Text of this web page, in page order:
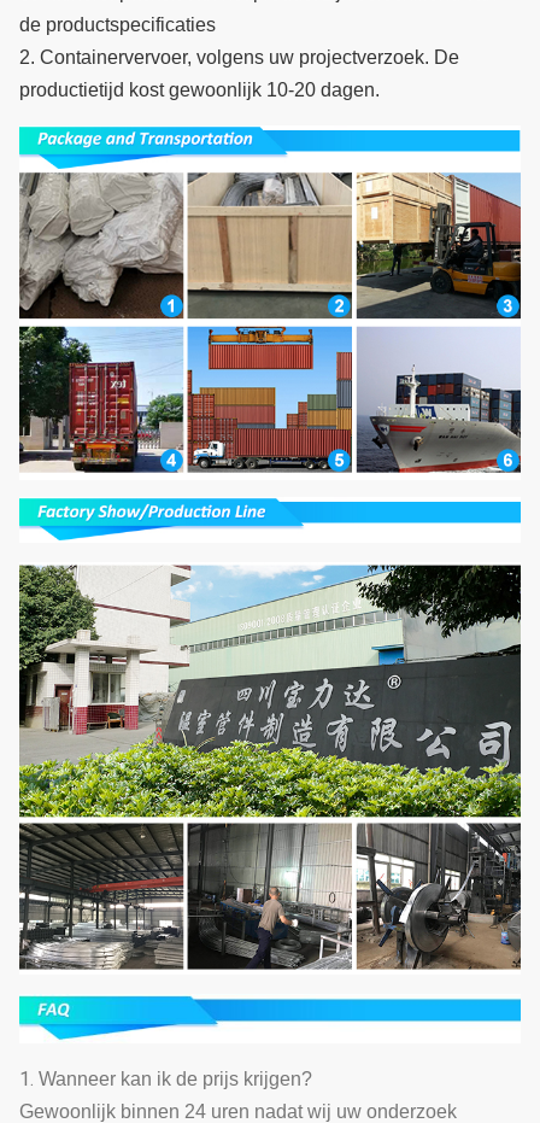
de productspecificaties
2. Containervervoer, volgens uw projectverzoek. De
productietijd kost gewoonlijk 10-20 dagen.
1. Wanneer kan ik de prijs krijgen?
Gewoonlijk binnen 24 uren nadat wij uw onderzoek